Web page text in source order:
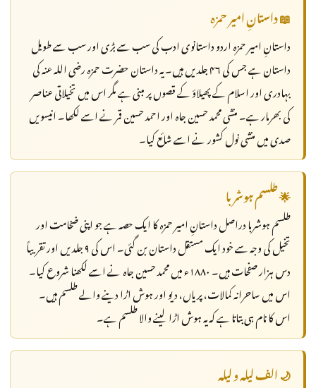
📖 داستانِ امیر حمزہ
داستانِ امیر حمزہ اردو داستانوی ادب کی سب سے بڑی اور سب سے طویل
داستان ہے جس کی ۴۶ جلدیں ہیں۔ یہ داستان حضرت حمزہ رضی اللہ عنہ کی
بہادری اور اسلام کے پھیلاؤ کے قصوں پر مبنی ہے مگر اس میں تخیلاتی عناصر
کی بھرمار ہے۔ منشی محمد حسین جاہ اور احمد حسین قمر نے اسے لکھا۔ انیسویں
صدی میں منشی نول کشور نے اسے شائع کیا۔
🌟 طلسم ہوشربا
طلسم ہوشربا دراصل داستانِ امیر حمزہ کا ایک حصہ ہے جو اپنی ضخامت اور
تخیل کی وجہ سے خود ایک مستقل داستان بن گئی۔ اس کی ۹ جلدیں اور تقریباً
دس ہزار صفحات ہیں۔ ۱۸۸۰ء میں محمد حسین جاہ نے اسے لکھنا شروع کیا۔
اس میں ساحرانہ کمالات، پریاں، دیو اور ہوش اڑا دینے والے طلسم ہیں۔
اس کا نام ہی بتاتا ہے کہ یہ ہوش اڑا لینے والا طلسم ہے۔
🌙 الف لیلہ و لیلہ